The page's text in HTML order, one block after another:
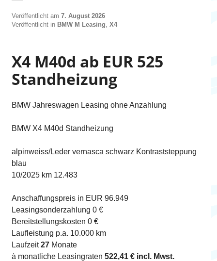
Veröffentlicht am 7. August 2026
Veröffentlicht in BMW M Leasing, X4
X4 M40d ab EUR 525
Standheizung
BMW Jahreswagen Leasing ohne Anzahlung
BMW X4 M40d Standheizung
alpinweiss/Leder vernasca schwarz Kontraststeppung
blau
10/2025 km 12.483
Anschaffungspreis in EUR 96.949
Leasingsonderzahlung 0 €
Bereitstellungskosten 0 €
Laufleistung p.a. 10.000 km
Laufzeit27 Monate
à monatliche Leasingraten 522,41 € incl. Mwst.